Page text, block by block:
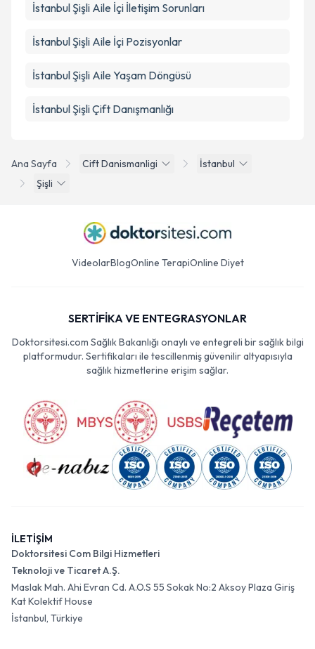
Ana Sayfa Cift Danismanligi
İstanbul
Şişli
İstanbul Şişli Aile İçi İletişim Sorunları
İstanbul Şişli Aile İçi Pozisyonlar
İstanbul Şişli Aile Yaşam Döngüsü
İstanbul Şişli Çift Danışmanlığı
VideolarBlogOnline TerapiOnline Diyet
SERTİFİKA VE ENTEGRASYONLAR
Doktorsitesi.com Sağlık Bakanlığı onaylı ve entegreli bir sağlık bilgi
platformudur. Sertifikaları ile tescillenmiş güvenilir altyapısıyla
sağlık hizmetlerine erişim sağlar.
İLETİŞİM
Doktorsitesi Com Bilgi Hizmetleri
Teknoloji ve Ticaret A.Ş.
Maslak Mah. Ahi Evran Cd. A.O.S 55 Sokak No:2 Aksoy Plaza Giriş
Kat Kolektif House
İstanbul, Türkiye